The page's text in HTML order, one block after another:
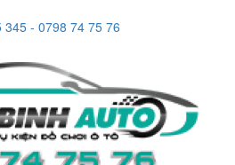
345 - 0798 74 75 76